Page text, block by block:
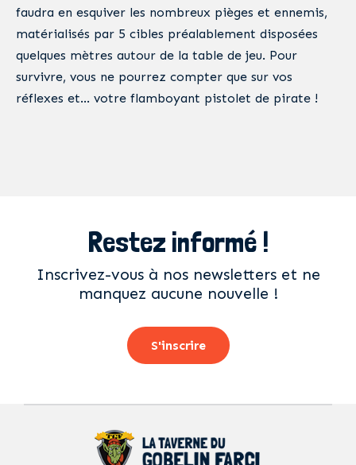
faudra en esquiver les nombreux pièges et ennemis,
matérialisés par 5 cibles préalablement disposées
quelques mètres autour de la table de jeu. Pour
survivre, vous ne pourrez compter que sur vos
réflexes et… votre flamboyant pistolet de pirate !
Restez informé !
Inscrivez-vous à nos newsletters et ne
manquez aucune nouvelle !
S'inscrire